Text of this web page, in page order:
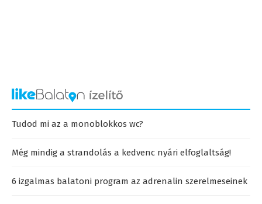
Tudod mi az a monoblokkos wc?
Még mindig a strandolás a kedvenc nyári elfoglaltság!
6 izgalmas balatoni program az adrenalin szerelmeseinek